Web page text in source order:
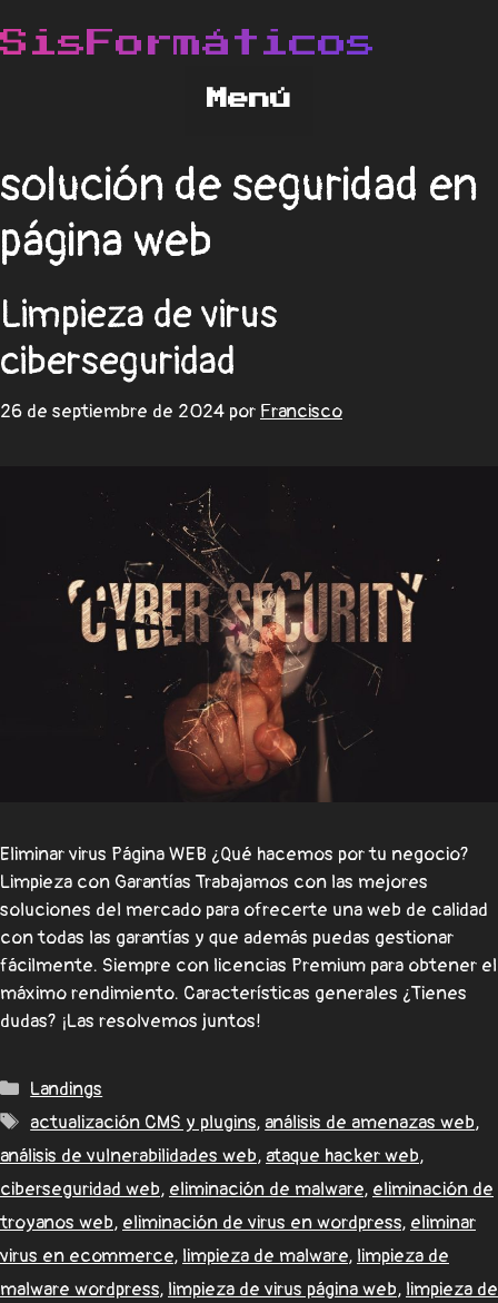
solución de seguridad en
página web
Limpieza de virus
ciberseguridad
26 de septiembre de 2024 por Francisco
Eliminar virus Página WEB ¿Qué hacemos por tu negocio?
Limpieza con Garantías Trabajamos con las mejores
soluciones del mercado para ofrecerte una web de calidad
con todas las garantías y que además puedas gestionar
fácilmente. Siempre con licencias Premium para obtener el
máximo rendimiento. Características generales ¿Tienes
dudas? ¡Las resolvemos juntos!
Landings
actualización CMS y plugins, análisis de amenazas web,
análisis de vulnerabilidades web, ataque hacker web,
ciberseguridad web, eliminación de malware, eliminación de
troyanos web, eliminación de virus en wordpress, eliminar
virus en ecommerce, limpieza de malware, limpieza de
malware wordpress, limpieza de virus página web, limpieza de